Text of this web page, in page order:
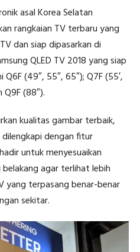
asal Korea Selatan
rangkaian TV terbaru yang
dan siap dipasarkan di
QLED TV 2018 yang siap
(49″, 55″, 65″); Q7F (55′,
Q9F (88″).
kualitas gambar terbaik,
dilengkapi dengan fitur
untuk menyesuaikan
agar terlihat lebih
yang terpasang benar-benar
sekitar.